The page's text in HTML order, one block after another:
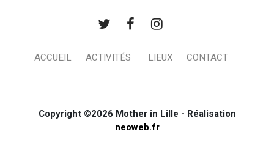
ACCUEIL ACTIVITÉS LIEUX CONTACT
Copyright ©2026 Mother in Lille - Réalisation
neoweb.fr